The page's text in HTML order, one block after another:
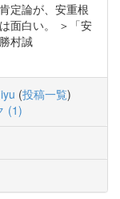
定論が、安重根
面白い。 ＞「安
村誠
(投稿一覧)
(1)